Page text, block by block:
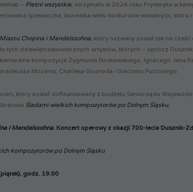
– Pieśni wszystkie, otrzymało w 2024 roku Fryderyka w
śpiewaczka, laureatka wielu konkursów wokalnych,
Miastu Chopina i Mendelssohna, który nazwany został tak na
tych dziewiętnastowiecznych artystów, których – oprócz
kompozycje Zygmunta Noskowskiego, Ignacego Jana
Mozarta, Charlesa Gounoda i Giacomo Pucciniego.
, który został dofinansowany z budżetu Samorządu
Śladami wielkich kompozytorów po Dolnym Śląsku.
i Mendelssohna. Koncert operowy z okazji 700-lecia Dusznik-
kompozytorów po Dolnym Śląsku
godz. 19.00